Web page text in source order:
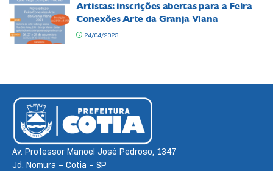
Artistas: inscrições abertas para a Feira
Conexões Arte da Granja Viana
24/04/2023
Av. Professor Manoel José Pedroso, 1347
Jd. Nomura – Cotia – SP